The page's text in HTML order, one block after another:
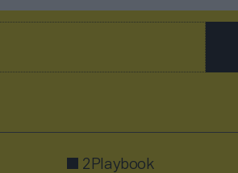
2Playbook